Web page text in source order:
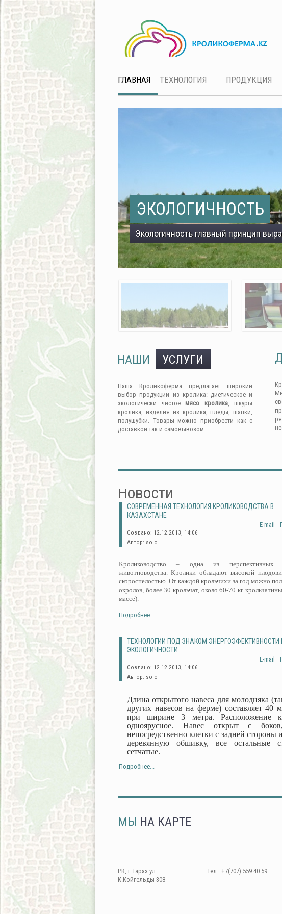
ГЛАВНАЯ ТЕХНОЛОГИЯ ПРОДУКЦИЯ
ЭКОЛОГИЧНОСТЬ
Экологичность главный принцип
НАШИ УСЛУГИ
Наша Кроликоферма предлагает широкий
выбор продукции из кролика: диетическое и
экологически чистое мясо кролика, шкуры
кролика, изделия из кролика, пледы, шапки,
полушубки. Товары можно приобрести как с
доставкой так и самовывозом.
Новости
СОВРЕМЕННАЯ ТЕХНОЛОГИЯ КРОЛИКОВОДСТВА В
КАЗАХСТАНЕ
E-mail
Создано: 12.12.2013, 14:06
Автор: solo
Кролиководство – одна из перспективных
животноводства. Кролики обладают высокой
скороспелостью. От каждой крольчихи за год можно
окролов, более 30 крольчат, около 60-70 кг
массе).
Подробнее...
ТЕХНОЛОГИИ ПОД ЗНАКОМ ЭНЕРГОЭФЕКТИВНОСТИ
ЭКОЛОГИЧНОСТИ
E-mail
Создано: 12.12.2013, 14:06
Автор: solo
Длина открытого навеса для молодняка
других навесов на ферме) составляет 40
при ширине 3 метра. Расположение
одноярусное. Навес открыт с
непосредственно клетки с задней стороны
деревянную обшивку, все остальные
сетчатые.
Подробнее...
МЫ НА КАРТЕ
РК, г.Тараз ул.
К.Койгельды 308
Тел.: +7(707) 559 40 59